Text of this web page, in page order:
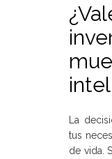
La
tus
de vida.